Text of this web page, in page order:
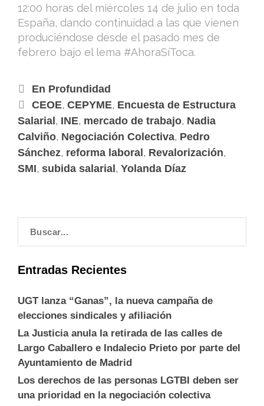
12:00 horas del miércoles 14 de julio en toda
España, dando continuidad a las que vienen
produciéndose desde el pasado mes de
febrero bajo el lema #AhoraSíToca.
En Profundidad
CEOE, CEPYME, Encuesta de Estructura
Salarial, INE, mercado de trabajo, Nadia
Calviño, Negociación Colectiva, Pedro
Sánchez, reforma laboral, Revalorización,
SMI, subida salarial, Yolanda Díaz
Entradas Recientes
UGT lanza “Ganas”, la nueva campaña de
elecciones sindicales y afiliación
La Justicia anula la retirada de las calles de
Largo Caballero e Indalecio Prieto por parte del
Ayuntamiento de Madrid
Los derechos de las personas LGTBI deben ser
una prioridad en la negociación colectiva